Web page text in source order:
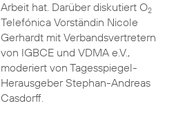
Arbeit hat. Darüber diskutiert O2
Telefónica Vorständin Nicole
Gerhardt mit Verbandsvertretern
von IGBCE und VDMA e.V.,
moderiert von Tagesspiegel-
Herausgeber Stephan-Andreas
Casdorff.